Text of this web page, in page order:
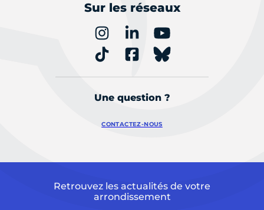
Sur les réseaux
Une question ?
CONTACTEZ-NOUS
Retrouvez les actualités de votre
arrondissement